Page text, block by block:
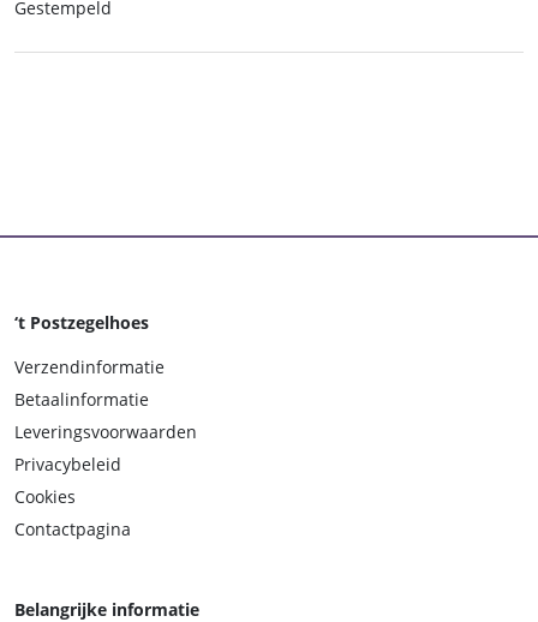
Gestempeld
‘t Postzegelhoes
Verzendinformatie
Betaalinformatie
Leveringsvoorwaarden
Privacybeleid
Cookies
Contactpagina
Belangrijke informatie